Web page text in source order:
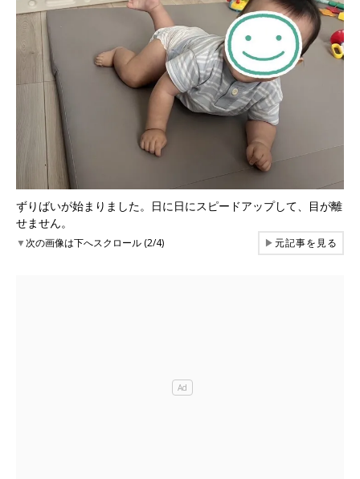
ずりばいが始まりました。日に日にスピードアップして、目が離
せません。
▼次の画像は下へスクロール (2/4) ▶元記事を見る